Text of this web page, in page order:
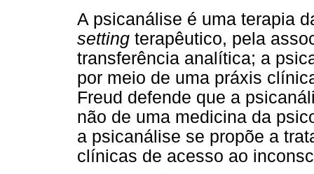
A psicanálise é uma terapia
setting terapêutico, pela
transferência analítica; a
por meio de uma práxis
Freud defende que a
não de uma medicina da
a psicanálise se propõe a
clínicas de acesso ao